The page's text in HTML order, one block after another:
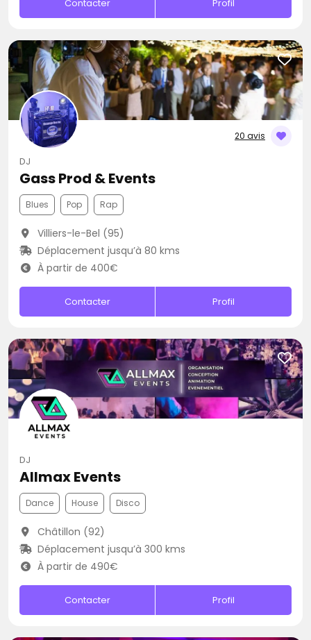
Contacter Profil
20 avis
DJ
Gass Prod & Events
Blues Pop Rap
Villiers-le-Bel (95)
Déplacement jusqu’à 80 kms
À partir de 400€
Contacter Profil
DJ
Allmax Events
Dance House Disco
Châtillon (92)
Déplacement jusqu’à 300 kms
À partir de 490€
Contacter Profil